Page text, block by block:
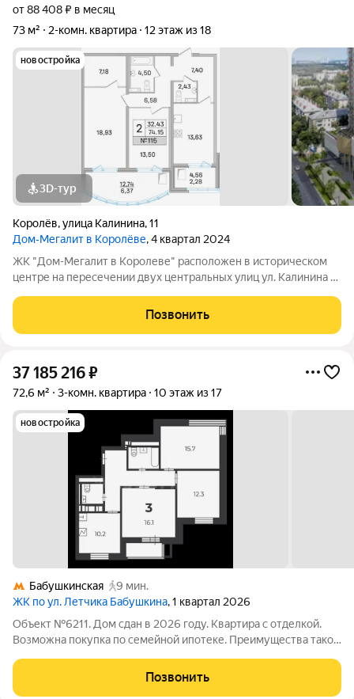
от 88 408 ₽ в месяц
73 м²
2-комн. квартира 12 этаж из 18
новостройка
3D-тур
Королёв,улица Калинина,11
Дом‐Мегалит в Королёве, 4 квартал 2024
ЖК "Дом-Мегалит в Королеве" расположен в историческом
центре на пересечении двух центральных улиц ул. Калинина и
утопает в зелени. Окружающая среднеэтажная застройка
подчеркивает дом как высотную
Позвонить
37 185 216₽
72,6 м² 3-комн. квартира 10 этаж из 17
новостройка
Бабушкинская
9 мин.
ЖК по ул. Летчика Бабушкина, 1 квартал 2026
Объект №6211. Дом сдан в 2026 году. Квартира с отделкой.
Возможна покупка по семейной ипотеке. Преимущества такой
договоре купли-продажи; безналичная оплата; отсутствие
обременений по объекту и
Позвонить